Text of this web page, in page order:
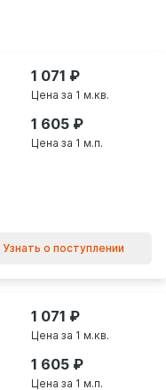
1 071
Цена за 1 м.кв.
1 605
Цена за 1 м.п.
Узнать о поступлении
1 071
Цена за 1 м.кв.
1 605
Цена за 1 м.п.